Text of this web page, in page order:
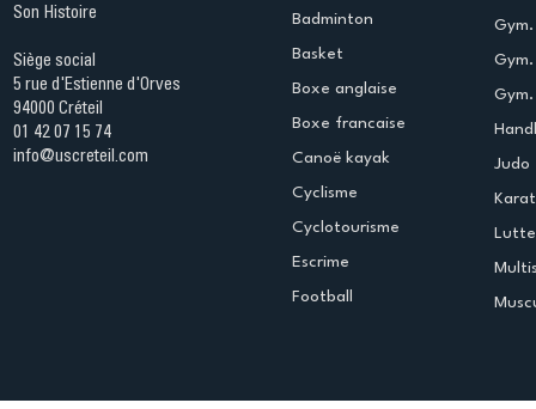
Son Histoire
Siège social
5 rue d'Estienne d'Orves
94000 Créteil
01 42 07 15 74
info@uscreteil.com
Badminton
Basket
Boxe anglaise
Boxe francaise
Canoë kayak
Cyclisme
Cyclotourisme
Escrime
Football
Judo
Lutte